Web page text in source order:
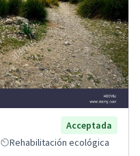
Acceptada
Rehabilitación ecológica